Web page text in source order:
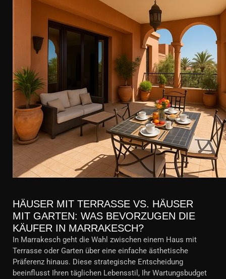
HÄUSER MIT TERRASSE VS. HÄUSER
MIT GARTEN: WAS BEVORZUGEN DIE
KÄUFER IN MARRAKESCH?
In Marrakesch geht die Wahl zwischen einem Haus mit
Terrasse oder Garten über eine einfache ästhetische
Präferenz hinaus. Diese strategische Entscheidung
beeinflusst Ihren täglichen Lebensstil, Ihr Wartungsbudget